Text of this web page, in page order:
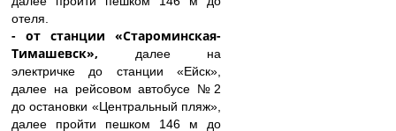
отеля.
- от станции «Староминская-
Тимашевск», далее на
электричке до станции «Ейск»,
далее на рейсовом автобусе №2
до остановки «Центральный пляж»,
далее пройти пешком 146 м до